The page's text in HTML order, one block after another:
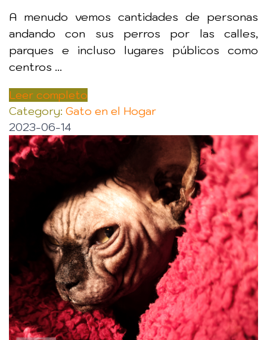
A menudo vemos cantidades de personas
andando con sus perros por las calles,
parques e incluso lugares públicos como
centros ...
Leer completo
Category: Gato en el Hogar
2023-06-14